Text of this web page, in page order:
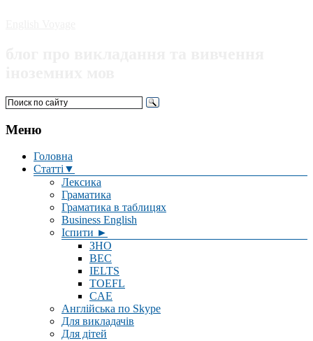
Меню
Головна
Статті▼
Лексика
Граматика
Граматика в таблицях
Business English
Іспити ►
ЗНО
BEC
IELTS
TOEFL
CAE
Англійська по Skype
Для викладачів
Для дітей